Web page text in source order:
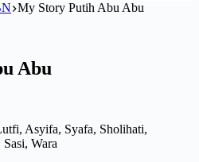
My Story Putih Abu Abu
Abu
Asyifa, Syafa, Sholihati,
Wara